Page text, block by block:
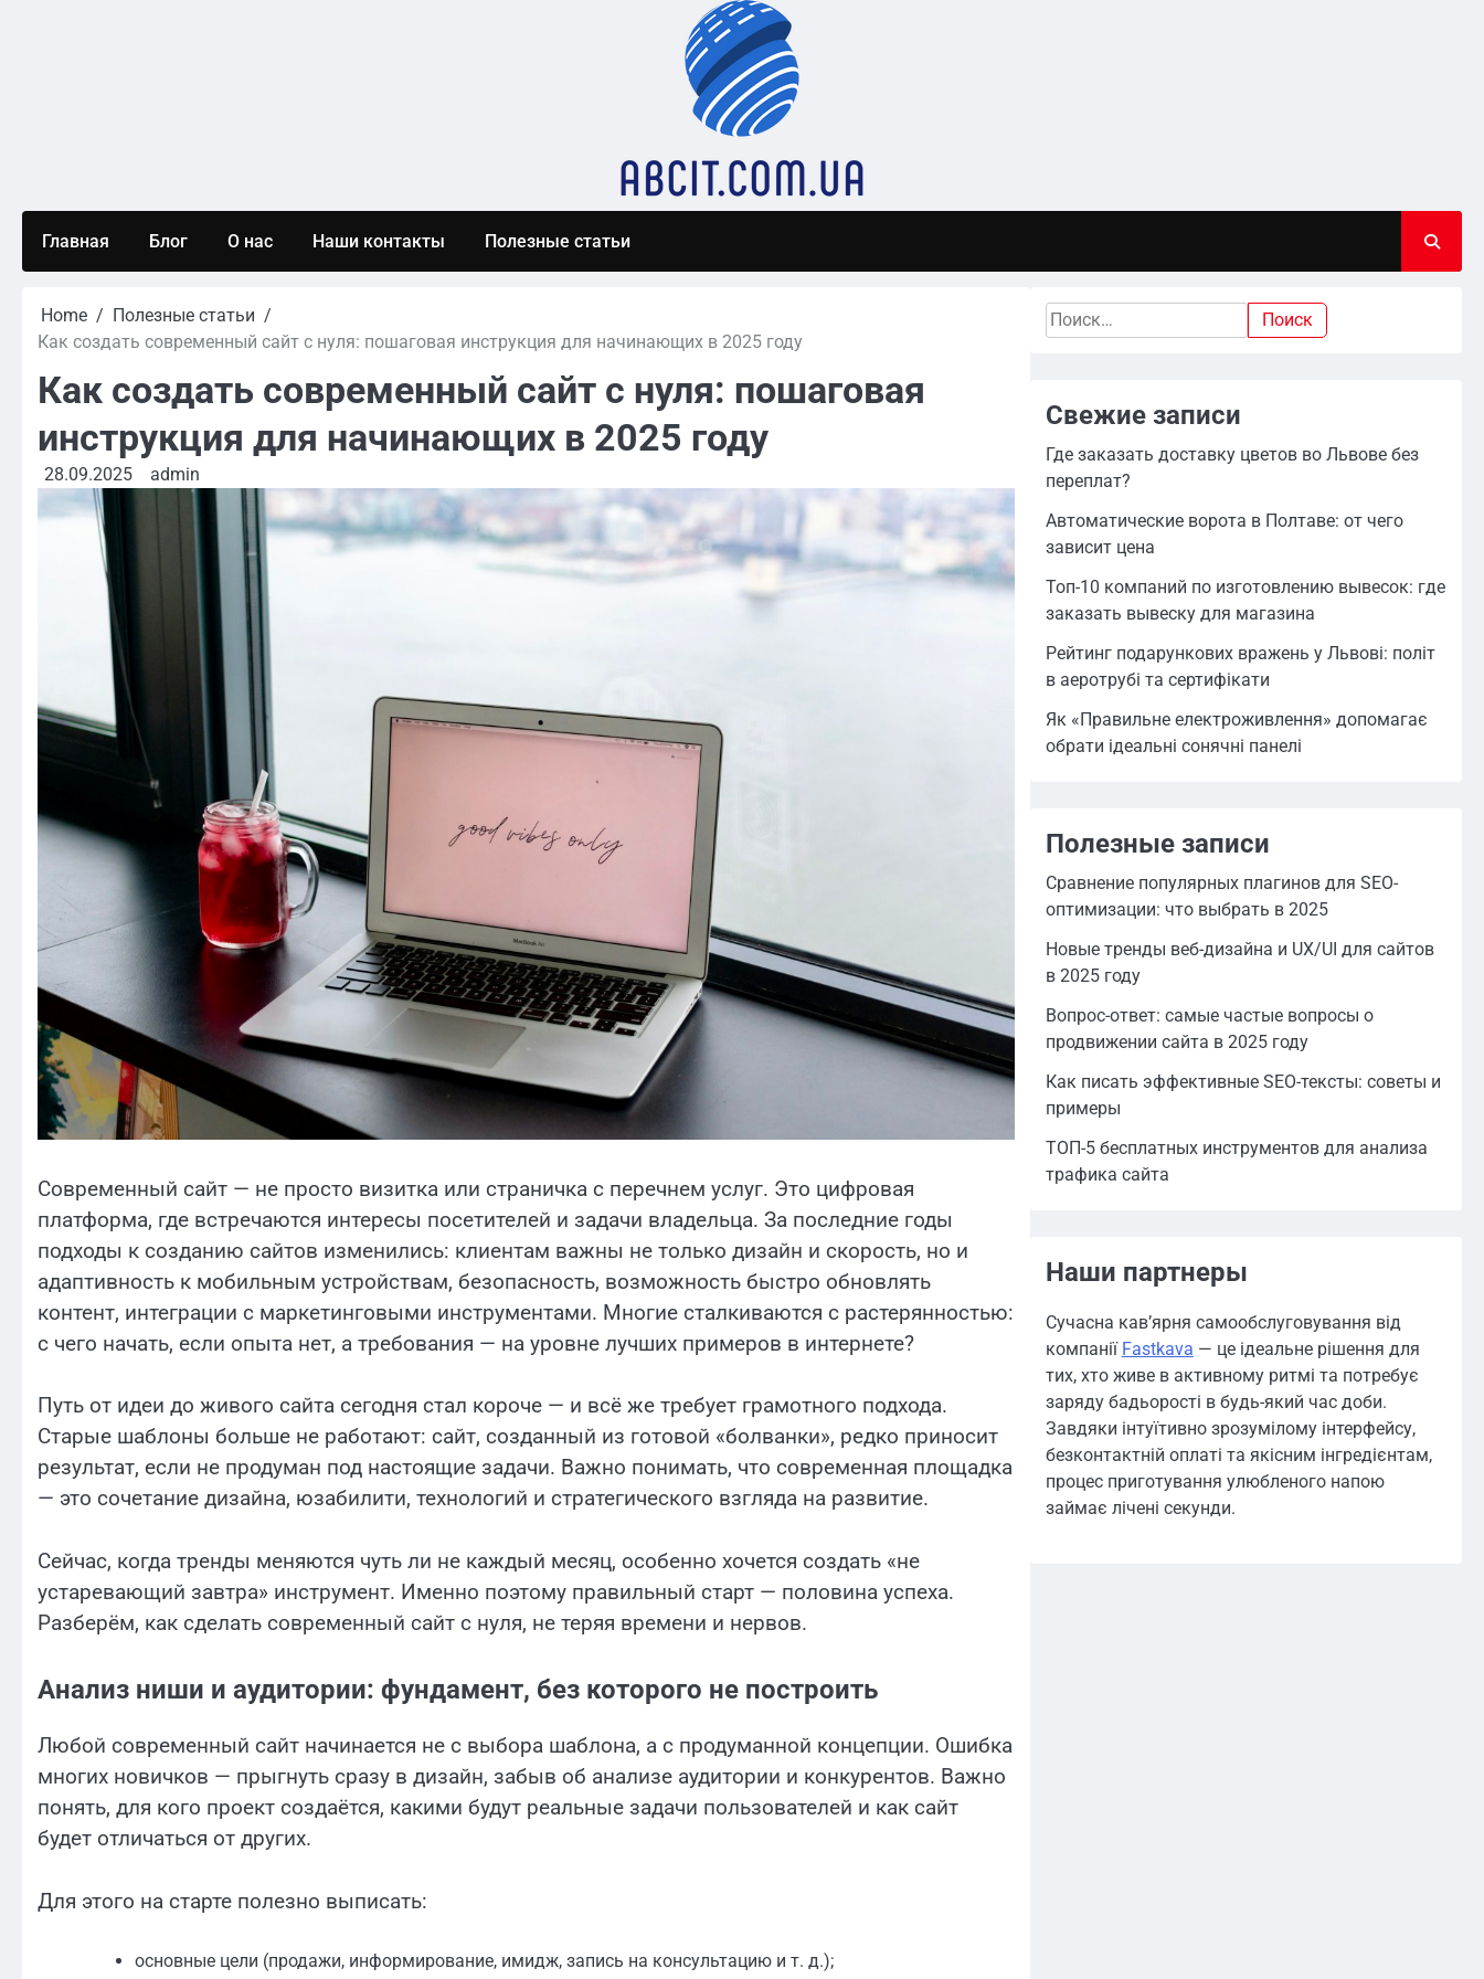
Главная Блог О нас Наши контакты Полезные статьи
Home
Полезные статьи
Как создать современный сайт с нуля: пошаговая инструкция для начинающих в 2025 году
Как создать современный сайт с нуля: пошаговая
инструкция для начинающих в 2025 году
28.09.2025 admin
Современный сайт — не просто визитка или страничка с перечнем услуг. Это цифровая
платформа, где встречаются интересы посетителей и задачи владельца. За последние годы
подходы к созданию сайтов изменились: клиентам важны не только дизайн и скорость, но и
адаптивность к мобильным устройствам, безопасность, возможность быстро обновлять
контент, интеграции с маркетинговыми инструментами. Многие сталкиваются с растерянностью:
с чего начать, если опыта нет, а требования — на уровне лучших примеров в интернете?
Путь от идеи до живого сайта сегодня стал короче — и всё же требует грамотного подхода.
Старые шаблоны больше не работают: сайт, созданный из готовой «болванки», редко приносит
результат, если не продуман под настоящие задачи. Важно понимать, что современная площадка
— это сочетание дизайна, юзабилити, технологий и стратегического взгляда на развитие.
Сейчас, когда тренды меняются чуть ли не каждый месяц, особенно хочется создать «не
устаревающий завтра» инструмент. Именно поэтому правильный старт — половина успеха.
Разберём, как сделать современный сайт с нуля, не теряя времени и нервов.
Анализ ниши и аудитории: фундамент, без которого не построить
Любой современный сайт начинается не с выбора шаблона, а с продуманной концепции. Ошибка
многих новичков — прыгнуть сразу в дизайн, забыв об анализе аудитории и конкурентов. Важно
понять, для кого проект создаётся, какими будут реальные задачи пользователей и как сайт
будет отличаться от других.
Для этого на старте полезно выписать:
основные цели (продажи, информирование, имидж, запись на консультацию и т. д.);
Найти:
Свежие записи
Где заказать доставку цветов во Львове без
переплат?
Автоматические ворота в Полтаве: от чего
зависит цена
Топ-10 компаний по изготовлению вывесок: где
заказать вывеску для магазина
Рейтинг подарункових вражень у Львові: політ
в аеротрубі та сертифікати
Як «Правильне електроживлення» допомагає
обрати ідеальні сонячні панелі
Полезные записи
Сравнение популярных плагинов для SEO-
оптимизации: что выбрать в 2025
Новые тренды веб-дизайна и UX/UI для сайтов
в 2025 году
Вопрос-ответ: самые частые вопросы о
продвижении сайта в 2025 году
Как писать эффективные SEO-тексты: советы и
примеры
ТОП-5 бесплатных инструментов для анализа
трафика сайта
Наши партнеры
Сучасна кав’ярня самообслуговування від
компанії Fastkava — це ідеальне рішення для
тих, хто живе в активному ритмі та потребує
заряду бадьорості в будь-який час доби.
Завдяки інтуїтивно зрозумілому інтерфейсу,
безконтактній оплаті та якісним інгредієнтам,
процес приготування улюбленого напою
займає лічені секунди.